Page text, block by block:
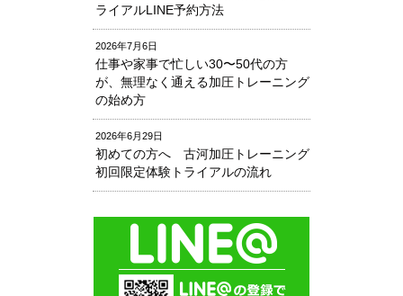
ライアルLINE予約方法
2026年7月6日
仕事や家事で忙しい30〜50代の方
が、無理なく通える加圧トレーニング
の始め方
2026年6月29日
初めての方へ 古河加圧トレーニング
初回限定体験トライアルの流れ